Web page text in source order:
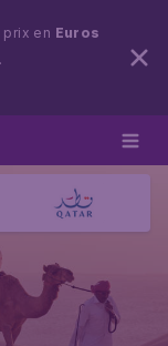
prix en Euros
.